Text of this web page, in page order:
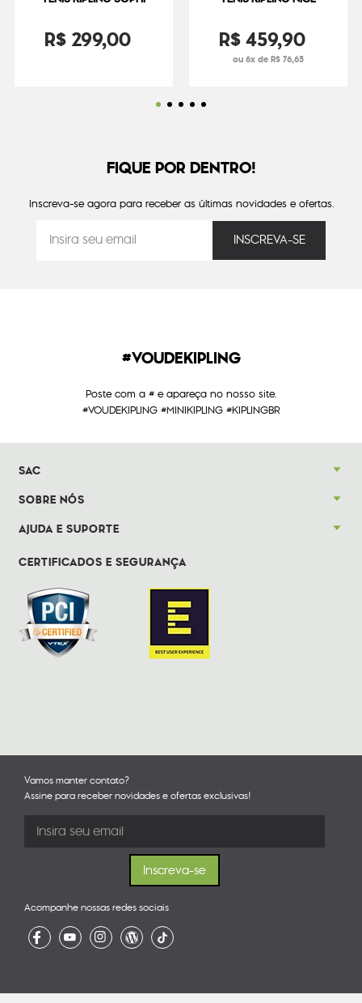
R$299,00 R$459,90
ou 6x de R$ 76,65
FIQUE POR DENTRO!
Inscreva-se agora para receber as últimas novidades e ofertas.
#VOUDEKIPLING
Poste com a # e apareça no nosso site.
#VOUDEKIPLING #MINIKIPLING #KIPLINGBR
SAC
SOBRE NÓS
AJUDA E SUPORTE
CERTIFICADOS E SEGURANÇA
Vamos manter contato?
Assine para receber novidades e ofertas exclusivas!
Acompanhe nossas redes sociais